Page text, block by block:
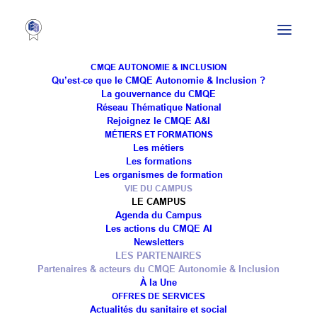
CMQE AUTONOMIE & INCLUSION
Qu’est-ce que le CMQE Autonomie & Inclusion ?
La gouvernance du CMQE
Réseau Thématique National
Rejoignez le CMQE A&I
MÉTIERS ET FORMATIONS
Les métiers
Les formations
Les organismes de formation
VIE DU CAMPUS
LE CAMPUS
Agenda du Campus
Les actions du CMQE AI
Newsletters
LES PARTENAIRES
Partenaires & acteurs du CMQE Autonomie & Inclusion
À la Une
OFFRES DE SERVICES
Actualités du sanitaire et social
PARTENAIRES ET
ACTEURS DU
CAMPUS